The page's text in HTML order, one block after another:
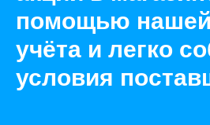
помощью
учёта и легко
условия